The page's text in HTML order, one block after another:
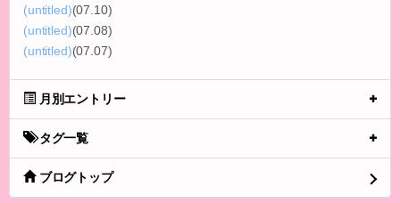
(untitled)(07.10)
(untitled)(07.08)
(untitled)(07.07)
月別エントリー
タグ一覧
ブログトップ